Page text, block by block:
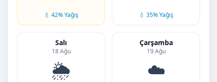
💧 42% Yağış 💧 35% Yağış
Salı
18 Ağu
🌦️
Çarşamba
19 Ağu
☁️